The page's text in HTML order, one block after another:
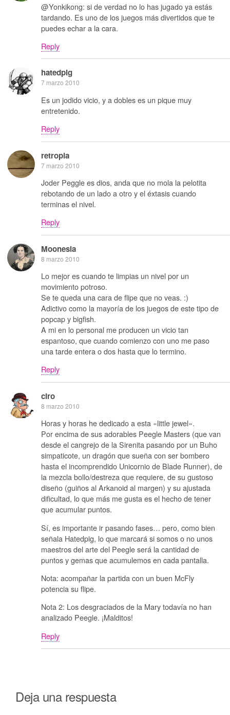
@Yonkikong: si de verdad no lo has jugado ya estás
tardando. Es uno de los juegos más divertidos que te
puedes echar a la cara.
Reply
hatedpig
7 marzo 2010
Es un jodido vicio, y a dobles es un pique muy
entretenido.
Reply
retropia
7 marzo 2010
Joder Peggle es dios, anda que no mola la pelotita
rebotando de un lado a otro y el éxtasis cuando
terminas el nivel.
Reply
Moonesia
8 marzo 2010
Lo mejor es cuando te limpias un nivel por un
movimiento potroso.
Se te queda una cara de flipe que no veas. :)
Adictivo como la mayoría de los juegos de este tipo de
popcap y bigfish.
A mi en lo personal me producen un vicio tan
espantoso, que cuando comienzo con uno me paso
una tarde entera o dos hasta que lo termino.
Reply
ciro
8 marzo 2010
Horas y horas he dedicado a esta «little jewel».
Por encima de sus adorables Peegle Masters (que van
desde el cangrejo de la Sirenita pasando por un Buho
simpaticote, un dragón que sueña con ser bombero
hasta el incomprendido Unicornio de Blade Runner), de
la mezcla bollo/destreza que requiere, de su gustoso
diseño (guiños al Arkanoid al margen) y su ajustada
dificultad, lo que más me gusta es el hecho de tener
que acumular puntos.
Sí, es importante ir pasando fases… pero, como bien
señala Hatedpig, lo que marcará si somos o no unos
maestros del arte del Peegle será la cantidad de
puntos y gemas que acumulemos en cada pantalla.
Nota: acompañar la partida con un buen McFly
potencia su flipe.
Nota 2: Los desgraciados de la Mary todavía no han
analizado Peegle. ¡Malditos!
Reply
Deja una respuesta